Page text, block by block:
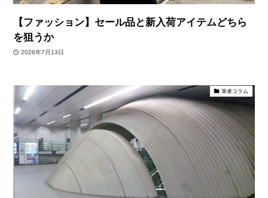
【ファッション】セール品と新入荷アイテムどちら
を狙うか
2026年7月13日
筆者コラム